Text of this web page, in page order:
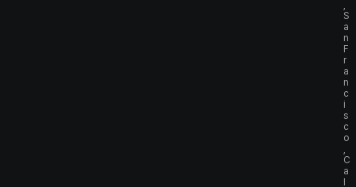
S
a
n
F
r
a
n
c
i
s
c
o
C
a